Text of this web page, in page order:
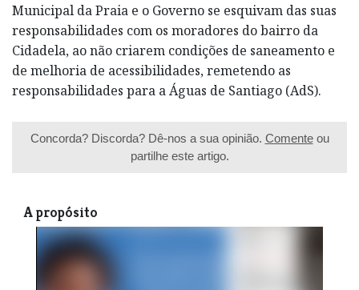
Municipal da Praia e o Governo se esquivam das suas
responsabilidades com os moradores do bairro da
Cidadela, ao não criarem condições de saneamento e
de melhoria de acessibilidades, remetendo as
responsabilidades para a Águas de Santiago (AdS).
Concorda? Discorda? Dê-nos a sua opinião. Comenteou
partilhe este artigo.
A propósito